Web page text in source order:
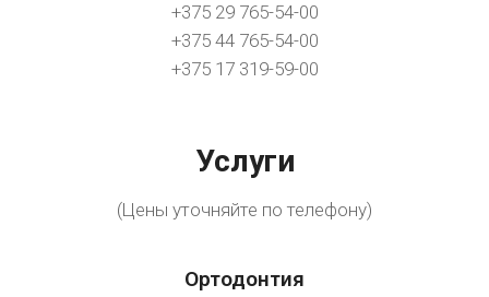
+375 29 765-54-00
+375 44 765-54-00
+375 17 319-59-00
Услуги
(Цены уточняйте по телефону)
Ортодонтия